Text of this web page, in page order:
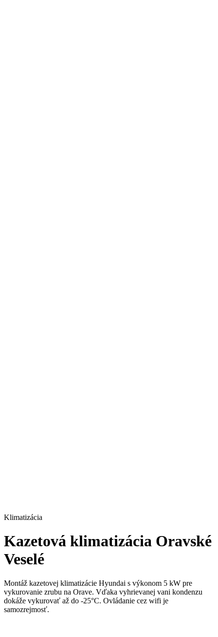
Klimatizácia
Kazetová klimatizácia Oravské
Veselé
Montáž kazetovej klimatizácie Hyundai s výkonom 5 kW pre
vykurovanie zrubu na Orave. Vďaka vyhrievanej vani kondenzu
dokáže vykurovať až do -25°C. Ovládanie cez wifi je
samozrejmosť.